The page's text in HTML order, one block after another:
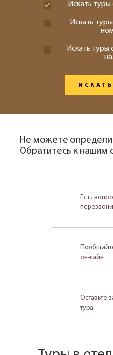
Искать туры
Искать
Искать туры
Не можете
Обратитесь к нашим
Есть
он-лайн
Оставьте
тура